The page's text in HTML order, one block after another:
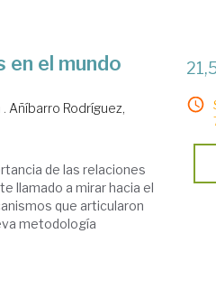
en el mundo
Añíbarro Rodríguez,
de las relaciones
llamado a mirar hacia el
que articularon
metodología